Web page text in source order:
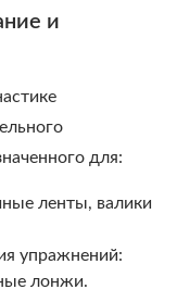
и
для:
ленты, валики
упражнений:
лонжи.